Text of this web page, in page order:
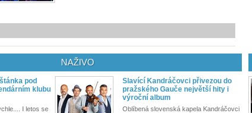
pod
klubu
I letos se
NAŽIVO
Slavící Kandráčovci přivezou do
pražského Gauče největší hity i
výroční album
Oblíbená slovenská kapela Kandráčovci